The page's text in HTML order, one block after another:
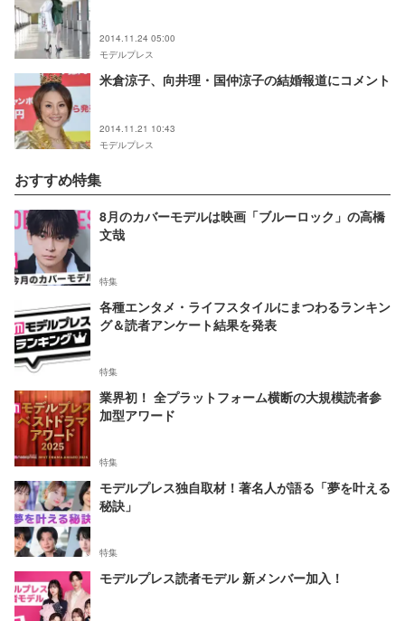
2014.11.24 05:00
モデルプレス
米倉涼子、向井理・国仲涼子の結婚報道にコメント
2014.11.21 10:43
モデルプレス
おすすめ特集
8月のカバーモデルは映画「ブルーロック」の高橋
文哉
特集
各種エンタメ・ライフスタイルにまつわるランキン
グ＆読者アンケート結果を発表
特集
業界初！ 全プラットフォーム横断の大規模読者参
加型アワード
特集
モデルプレス独自取材！著名人が語る「夢を叶える
秘訣」
特集
モデルプレス読者モデル 新メンバー加入！